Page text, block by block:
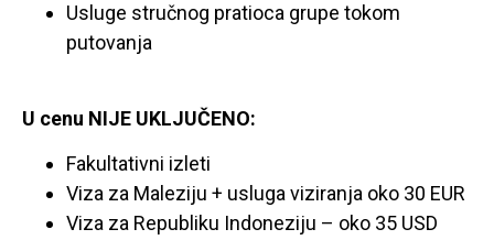
Usluge stručnog pratioca grupe tokom
putovanja
U cenu NIJE UKLJUČENO:
Fakultativni izleti
Viza za Maleziju + usluga viziranja oko 30 EUR
Viza za Republiku Indoneziju – oko 35 USD